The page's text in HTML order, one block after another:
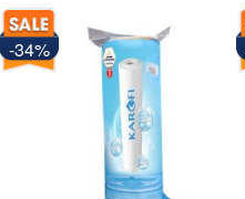
-34%